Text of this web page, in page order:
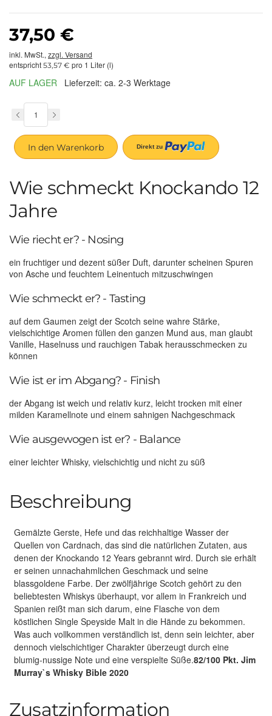
37,50 €
inkl. MwSt., zzgl. Versand
entspricht 53,57 € pro 1 Liter (l)
AUF LAGER Lieferzeit: ca. 2-3 Werktage
In den Warenkorb
Wie schmeckt Knockando 12
Jahre
Wie riecht er? - Nosing
ein fruchtiger und dezent süßer Duft, darunter scheinen Spuren
von Asche und feuchtem Leinentuch mitzuschwingen
Wie schmeckt er? - Tasting
auf dem Gaumen zeigt der Scotch seine wahre Stärke,
vielschichtige Aromen füllen den ganzen Mund aus, man glaubt
Vanille, Haselnuss und rauchigen Tabak herausschmecken zu
können
Wie ist er im Abgang? - Finish
der Abgang ist weich und relativ kurz, leicht trocken mit einer
milden Karamellnote und einem sahnigen Nachgeschmack
Wie ausgewogen ist er? - Balance
einer leichter Whisky, vielschichtig und nicht zu süß
Beschreibung
Gemälzte Gerste, Hefe und das reichhaltige Wasser der
Quellen von Cardnach, das sind die natürlichen Zutaten, aus
denen der Knockando 12 Years gebrannt wird. Durch sie erhält
er seinen unnachahmlichen Geschmack und seine
blassgoldene Farbe. Der zwölfjährige Scotch gehört zu den
beliebtesten Whiskys überhaupt, vor allem in Frankreich und
Spanien reißt man sich darum, eine Flasche von dem
köstlichen Single Speyside Malt in die Hände zu bekommen.
Was auch vollkommen verständlich ist, denn sein leichter, aber
dennoch vielschichtiger Charakter überzeugt durch eine
blumig-nussige Note und eine verspielte Süße.82/100 Pkt. Jim
Murray`s Whisky Bible 2020
Zusatzinformation